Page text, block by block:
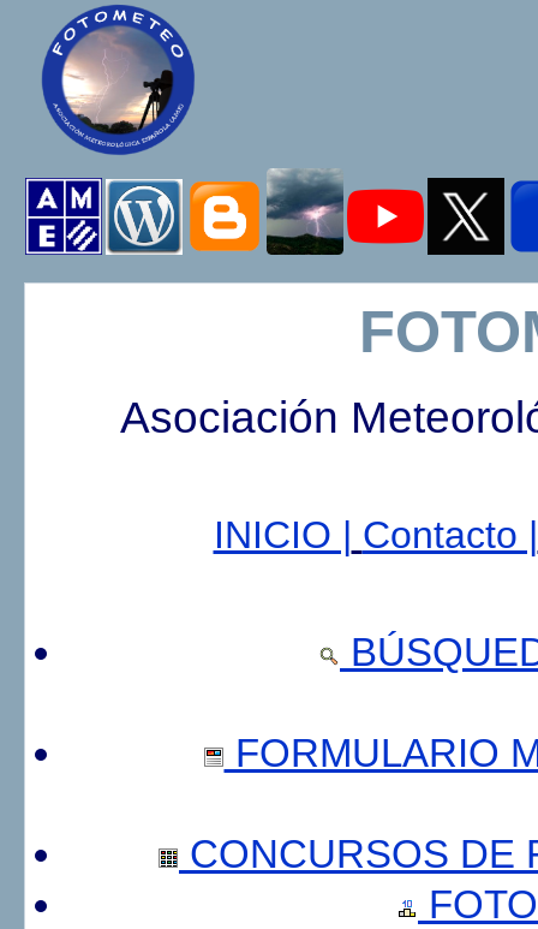
Asociación
INICIO | Contacto |
FORMULARIO
CONCURSOS DE